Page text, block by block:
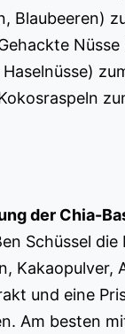
Blaubeeren)
Nüsse
Haselnüsse)
der Chia-
Schüssel die
Kakaopulver,
und eine
Am besten